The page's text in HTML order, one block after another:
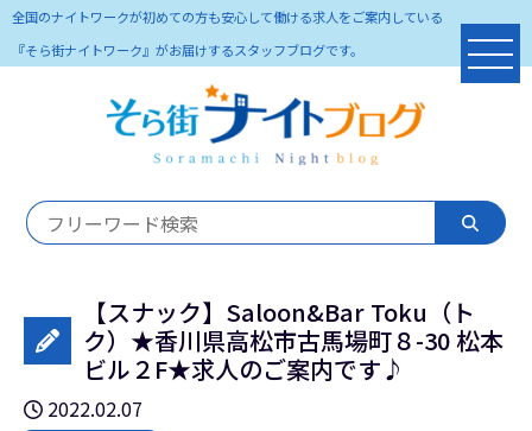
全国のナイトワークが初めての方も安心して働ける求人をご案内している
『そら街ナイトワーク』がお届けするスタッフブログです。
【スナック】Saloon&Bar Toku（ト
ク）★香川県高松市古馬場町８-30 松本
ビル２F★求人のご案内です♪
2022.02.07